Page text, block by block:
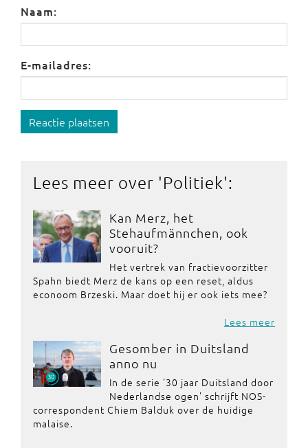
Naam:
E-mailadres:
Reactie plaatsen
Lees meer over 'Politiek':
Kan Merz, het
Stehaufmännchen, ook
vooruit?
Het vertrek van fractievoorzitter
Spahn biedt Merz de kans op een reset, aldus
econoom Brzeski. Maar doet hij er ook iets mee?
Lees meer
Gesomber in Duitsland
anno nu
In de serie '30 jaar Duitsland door
Nederlandse ogen' schrijft NOS-
correspondent Chiem Balduk over de huidige
malaise.